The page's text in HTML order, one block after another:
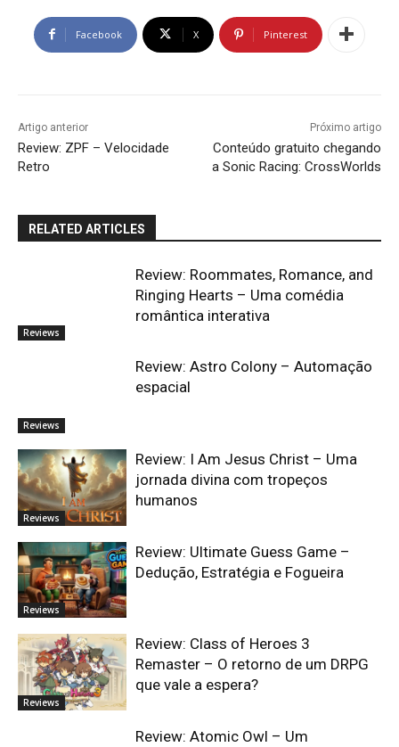
Facebook X Pinterest
Artigo anterior
Review: ZPF – Velocidade
Retro
Próximo artigo
Conteúdo gratuito chegando
a Sonic Racing: CrossWorlds
RELATED ARTICLES
Reviews
Review: Roommates, Romance, and
Ringing Hearts – Uma comédia
romântica interativa
Reviews
Review: Astro Colony – Automação
espacial
Reviews
Review: I Am Jesus Christ – Uma
jornada divina com tropeços
humanos
Reviews
Review: Ultimate Guess Game –
Dedução, Estratégia e Fogueira
Reviews
Review: Class of Heroes 3
Remaster – O retorno de um DRPG
que vale a espera?
Review: Atomic Owl – Um